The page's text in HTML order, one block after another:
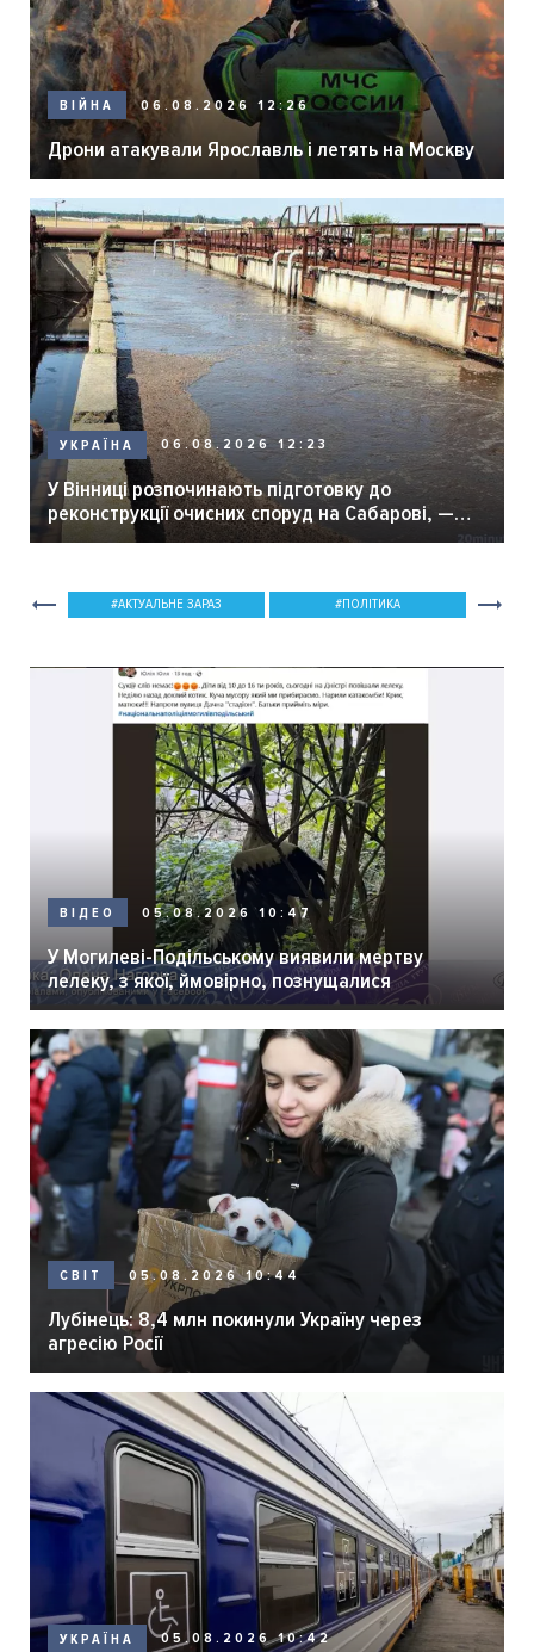
ВІЙНА 06.08.2026 12:26
Дрони атакували Ярославль і летять на Москву
УКРАЇНА 06.08.2026 12:23
У Вінниці розпочинають підготовку до
реконструкції очисних споруд на Сабарові, —
мер Вінниці.
АКТУАЛЬНЕ ЗАРАЗ ПОЛІТИКА
ВІДЕО 05.08.2026 10:47
У Могилеві-Подільському виявили мертву
лелеку, з якої, ймовірно, познущалися
СВІТ 05.08.2026 10:44
Лубінець: 8,4 млн покинули Україну через
агресію Росії
УКРАЇНА 05.08.2026 10:42